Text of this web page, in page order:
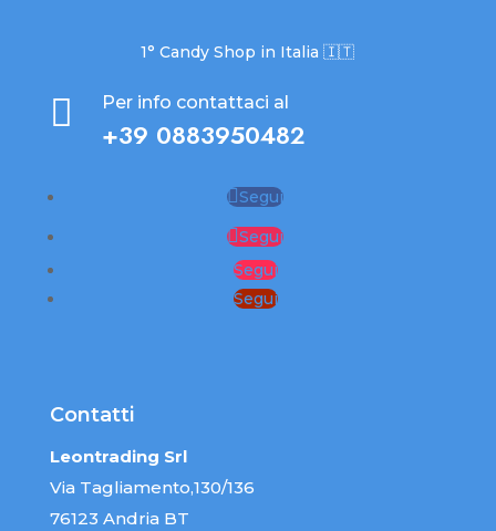
1° Candy Shop in Italia 🇮🇹
 Per info contattaci al
+39 0883950482
Segui
Segui
Segui
Segui
Contatti
Leontrading Srl
Via Tagliamento,130/136
76123 Andria BT